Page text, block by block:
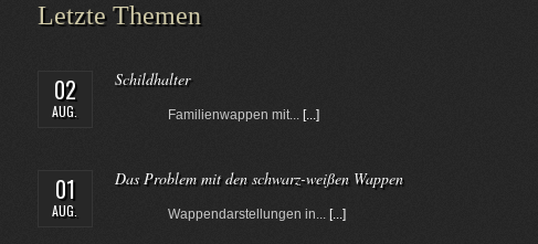
Letzte Themen
02
AUG.
Schildhalter
Familienwappen mit... [...]
01
AUG.
Das Problem mit den schwarz-weißen Wappen
Wappendarstellungen in... [...]